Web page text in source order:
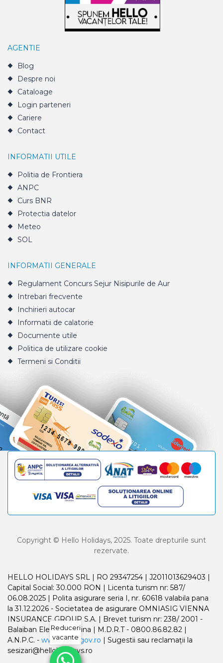
AGENTIE
Blog
Despre noi
Cataloage
Login parteneri
Cariere
Contact
INFORMATII UTILE
Politia de Frontiera
ANPC
Curs BNR
Protectia datelor
Meteo
SOL
INFORMATII GENERALE
Regulament Concurs Sejur Nisipurile de Aur
Intrebari frecvente
Inchirieri autocar
Informatii de calatorie
Documente utile
Politica de utilizare cookie
Termeni si Conditii
Copyright © Hello Holidays, 2025. Toate drepturile sunt
rezervate.
HELLO HOLIDAYS SRL | RO 29347254 | J2011013629403 |
Capital Social: 30.000 RON | Licenta turism nr: 587/
06.08.2025 | Polita asigurare seria I, nr. 60618 valabila pana
la 31.12.2026 - Societatea de asigurare OMNIASIG VIENNA
INSURANCE GROUP S.A. | Brevet turism nr: 238/ 2001 -
Balaiban Elena Madalina | M.D.R.T - 0800.86.82.82 |
A.N.P.C. - www.anpc.gov.ro | Sugestii sau reclamații la
sesizari@helloholidays.ro
Reduceri
vacante